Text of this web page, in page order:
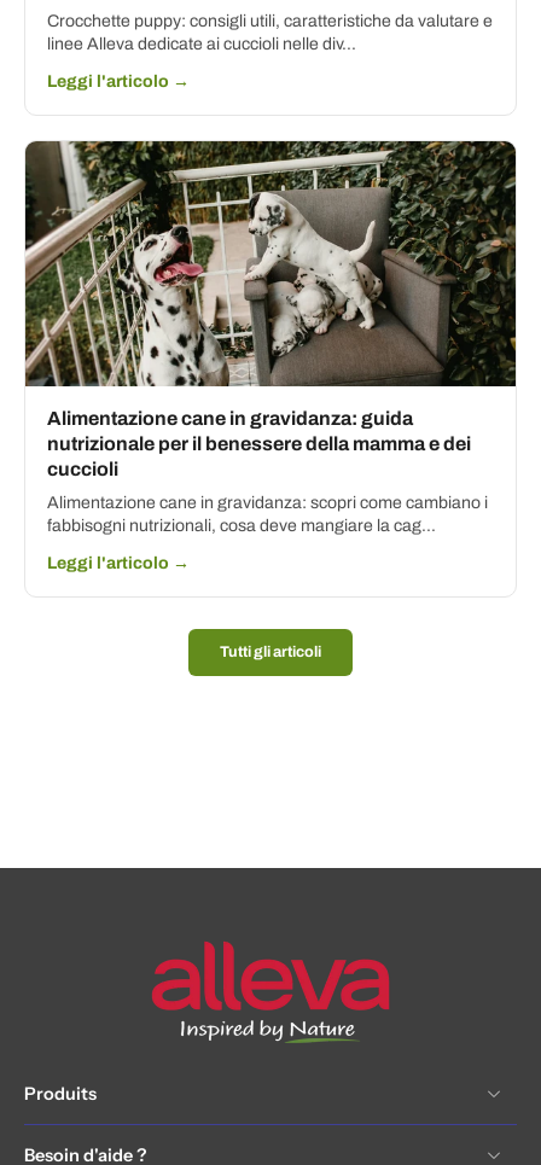
Crocchette puppy: consigli utili, caratteristiche da valutare e
linee Alleva dedicate ai cuccioli nelle div...
Leggi l'articolo →
Alimentazione cane in gravidanza: guida
nutrizionale per il benessere della mamma e dei
cuccioli
Alimentazione cane in gravidanza: scopri come cambiano i
fabbisogni nutrizionali, cosa deve mangiare la cag...
Leggi l'articolo →
Tutti gli articoli
Produits
Besoin d'aide ?